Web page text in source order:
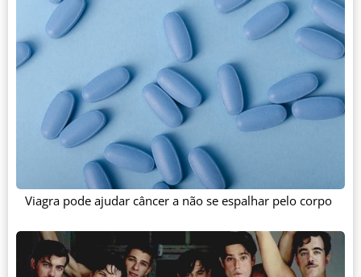
Viagra pode ajudar câncer a não se espalhar pelo corpo